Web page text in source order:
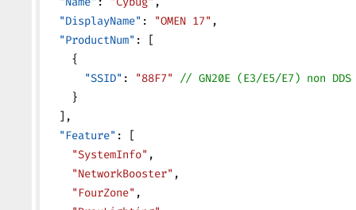
  "DisplayName"
: "OMEN 17" ,
  "ProductNum"
: [
    {
      "SSID"
: "88F7" // GN20E (E3/E5/E7) non DDS
    }
  ],
  "Feature"
: [
    "SystemInfo"
,
    "NetworkBooster"
,
    "FourZone"
,